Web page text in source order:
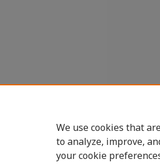
We use cookies that
to analyze, improve,
your cookie